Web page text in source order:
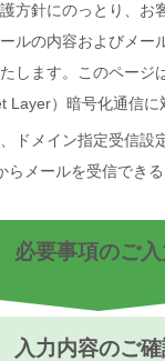
方針にのっとり、お
ルの内容およびメー
します。このページ
Layer）暗号化通信に
ドメイン指定受信設
メールを受信できる
必要事項のご入
入力内容のご